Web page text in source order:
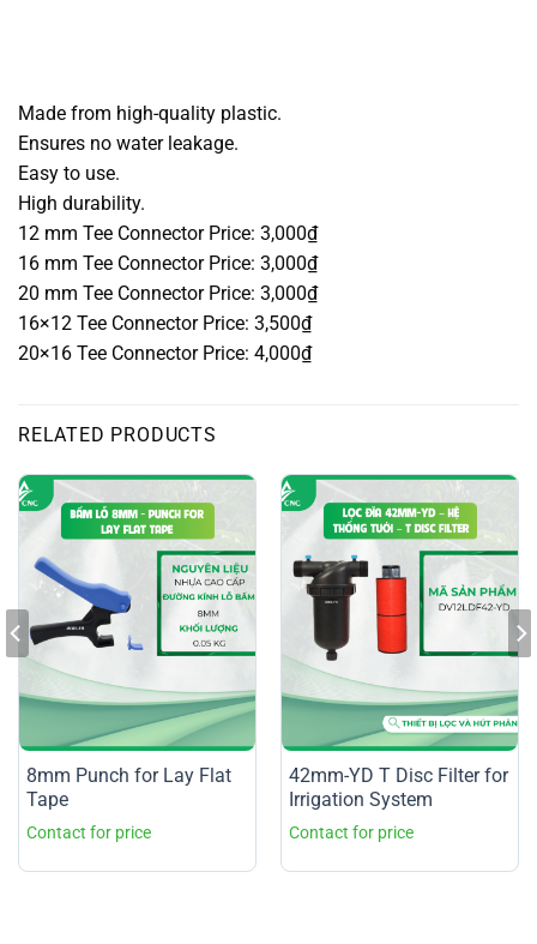
Made from high-quality plastic.
Ensures no water leakage.
Easy to use.
High durability.
12 mm Tee Connector Price: 3,000₫
16 mm Tee Connector Price: 3,000₫
20 mm Tee Connector Price: 3,000₫
16×12 Tee Connector Price: 3,500₫
20×16 Tee Connector Price: 4,000₫
RELATED PRODUCTS
8mm Punch for Lay Flat
Tape
42mm-YD T Disc Filter for
Irrigation System